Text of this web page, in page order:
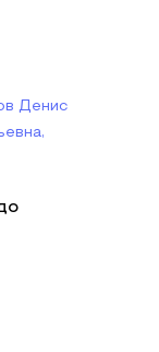
Денис